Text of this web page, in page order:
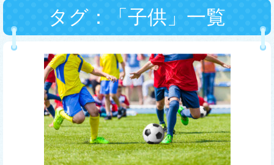
タグ：「子供」一覧